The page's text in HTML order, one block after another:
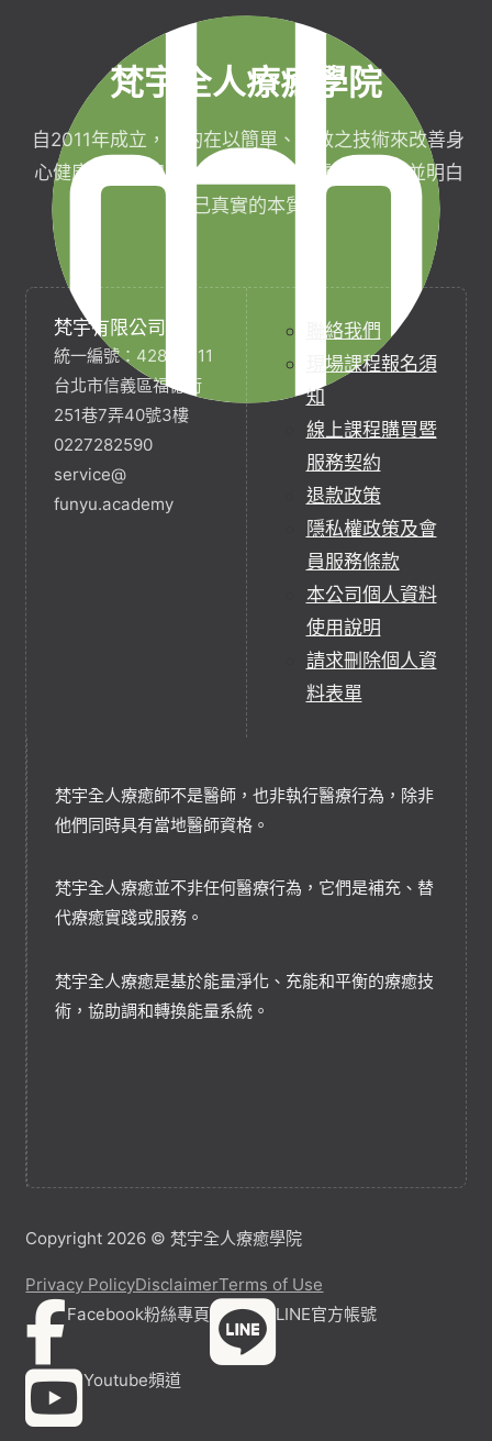
梵宇全人療癒學院
自2011年成立，目的在以簡單、有效之技術來改善身
心健康，協助完成生命目標與實現靈性生活，並明白
自己真實的本質。
梵宇有限公司
統一編號：42854211
台北市信義區福德街
251巷7弄40號3樓
0227282590
service@
funyu.academy
聯絡我們
現場課程報名須
知
線上課程購買暨
服務契約
退款政策
隱私權政策及會
員服務條款
本公司個人資料
使用說明
請求刪除個人資
料表單
梵宇全人療癒師不是醫師，也非執行醫療行為，除非
他們同時具有當地醫師資格。
梵宇全人療癒並不非任何醫療行為，它們是補充、替
代療癒實踐或服務。
梵宇全人療癒是基於能量淨化、充能和平衡的療癒技
術，協助調和轉換能量系統。
Copyright 2026 © 梵宇全人療癒學院
Privacy PolicyDisclaimerTerms of Use
Facebook粉絲專頁
LINE官方帳號
Youtube頻道